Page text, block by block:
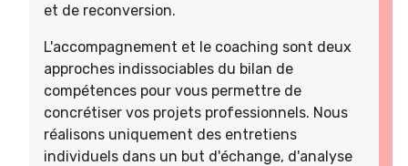
et de reconversion.
L'accompagnement et le coaching sont deux
approches indissociables du bilan de
compétences pour vous permettre de
concrétiser vos projets professionnels. Nous
réalisons uniquement des entretiens
individuels dans un but d'échange, d'analyse